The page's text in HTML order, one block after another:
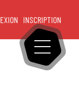
INSCRIPTION
OUVRIR